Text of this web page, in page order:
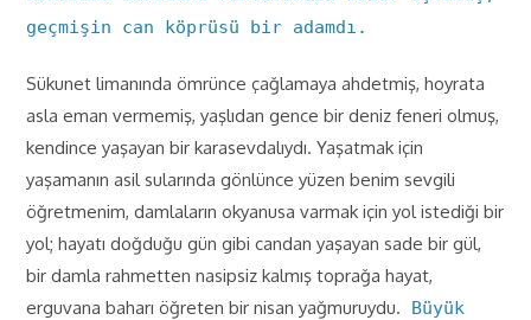
geçmişin can köprüsü bir adamdı.
Sükunet limanında ömrünce çağlamaya ahdetmiş, hoyrata
asla eman vermemiş, yaşlıdan gence bir deniz feneri olmuş,
kendince yaşayan bir karasevdalıydı. Yaşatmak için
yaşamanın asil sularında gönlünce yüzen benim sevgili
öğretmenim, damlaların okyanusa varmak için yol istediği bir
yol; hayatı doğduğu gün gibi candan yaşayan sade bir gül,
bir damla rahmetten nasipsiz kalmış toprağa hayat,
erguvana baharı öğreten bir nisan yağmuruydu. Büyük